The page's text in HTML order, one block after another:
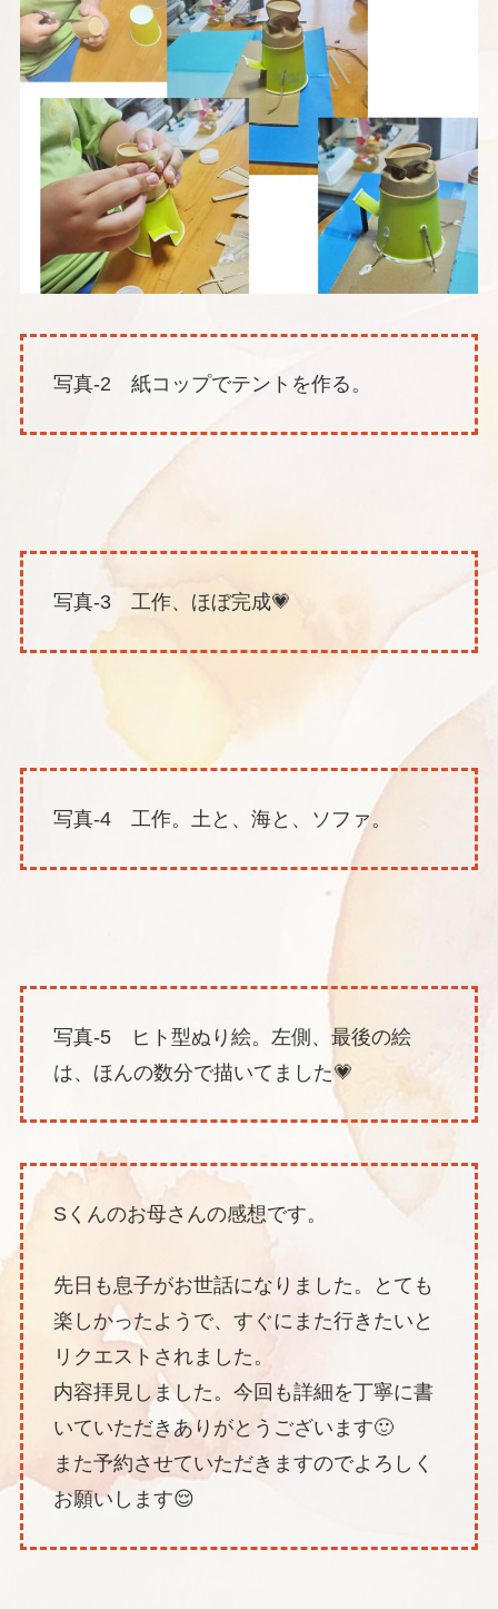
写真-2 紙コップでテントを作る。
写真-3 工作、ほぼ完成💗
写真-4 工作。土と、海と、ソファ。
写真-5 ヒト型ぬり絵。左側、最後の絵
は、ほんの数分で描いてました💗
Sくんのお母さんの感想です。
先日も息子がお世話になりました。とても
楽しかったようで、すぐにまた行きたいと
リクエストされました。
内容拝見しました。今回も詳細を丁寧に書
いていただきありがとうございます🙂
また予約させていただきますのでよろしく
お願いします😌